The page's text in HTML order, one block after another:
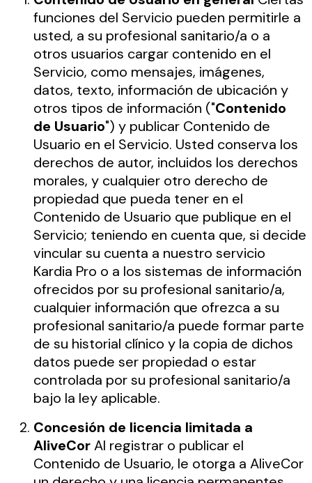
funciones del Servicio pueden permitirle a
usted, a su profesional sanitario/a o a
otros usuarios cargar contenido en el
Servicio, como mensajes, imágenes,
datos, texto, información de ubicación y
otros tipos de información ("Contenido
de Usuario") y publicar Contenido de
Usuario en el Servicio. Usted conserva los
derechos de autor, incluidos los derechos
morales, y cualquier otro derecho de
propiedad que pueda tener en el
Contenido de Usuario que publique en el
Servicio; teniendo en cuenta que, si decide
vincular su cuenta a nuestro servicio
Kardia Pro o a los sistemas de información
ofrecidos por su profesional sanitario/a,
cualquier información que ofrezca a su
profesional sanitario/a puede formar parte
de su historial clínico y la copia de dichos
datos puede ser propiedad o estar
controlada por su profesional sanitario/a
bajo la ley aplicable.
Concesión de licencia limitada a
AliveCorAl registrar o publicar el
Contenido de Usuario, le otorga a AliveCor